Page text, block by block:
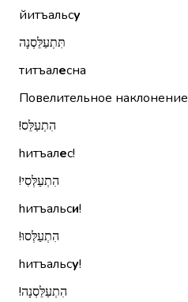
йитъальсу
תִּתְעַלֵּסְנָה
титъалесна
Повелительное наклонение
הִתְעַלֵּס!‏
hитъалес!
הִתְעַלְּסִי!‏
hитъальси!
הִתְעַלְּסוּ!‏
hитъальсу!
הִתְעַלֵּסְנָה!‏